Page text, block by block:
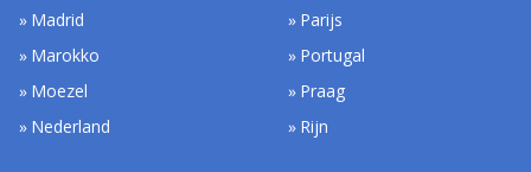
Madrid
Marokko
Moezel
Nederland
Parijs
Portugal
Praag
Rijn